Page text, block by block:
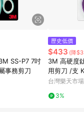
SS-P7 7吋
事務剪刀
歷史低價
$433 (降
3M 高硬度
用剪刀 /支
單10%點數(
台灣樂天市場
3%